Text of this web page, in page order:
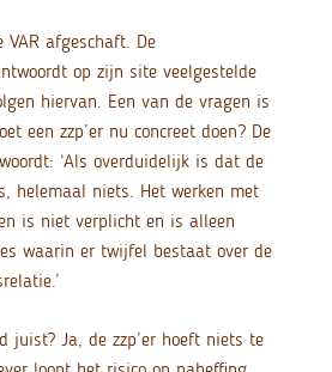
afgeschaft. De
op zijn site veelgestelde
hiervan. Een van de vragen is
een zzp’er nu concreet doen? De
‘Als overduidelijk is dat de
helemaal niets. Het werken met
is niet verplicht en is alleen
waarin er twijfel bestaat over de
juist? Ja, de zzp’er hoeft niets te